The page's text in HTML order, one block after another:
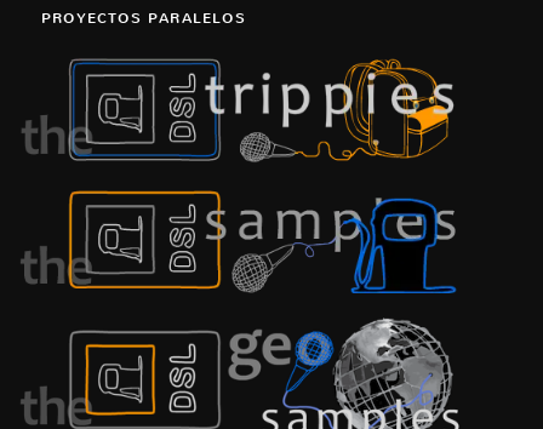
PROYECTOS PARALELOS